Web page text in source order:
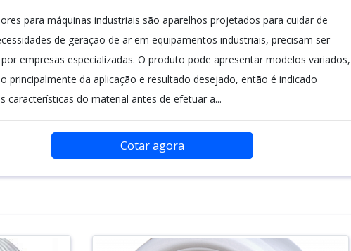
para máquinas industriais são aparelhos projetados para cuidar de
de geração de ar em equipamentos industriais, precisam ser
empresas especializadas. O produto pode apresentar modelos variados,
principalmente da aplicação e resultado desejado, então é indicado
características do material antes de efetuar a...
Cotar agora